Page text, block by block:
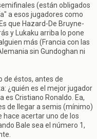
(están obligados
a esos jugadores como
que Hazard-De Bruyne-
y Lukaku arriba lo pone
más (Francia con las
sin Gundoghan ni
de éstos, antes de
¿quién es el mejor jugador
es Cristiano Ronaldo. Ea,
de llegar a semis (mínimo)
acertar uno de los
Bale sea el número 1,